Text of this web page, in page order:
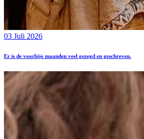
03 Juli 2026
Er is de voorbije maanden veel gezegd en geschreven.